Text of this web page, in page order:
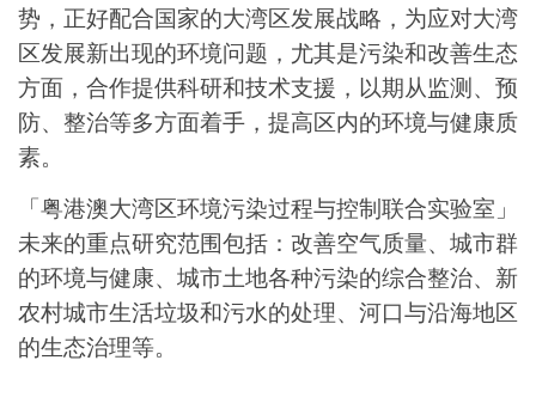
势，正好配合国家的大湾区发展战略，为应对大湾
区发展新出现的环境问题，尤其是污染和改善生态
方面，合作提供科研和技术支援，以期从监测、预
防、整治等多方面着手，提高区内的环境与健康质
素。
「粤港澳大湾区环境污染过程与控制联合实验室」
未来的重点研究范围包括：改善空气质量、城市群
的环境与健康、城市土地各种污染的综合整治、新
农村城市生活垃圾和污水的处理、河口与沿海地区
的生态治理等。